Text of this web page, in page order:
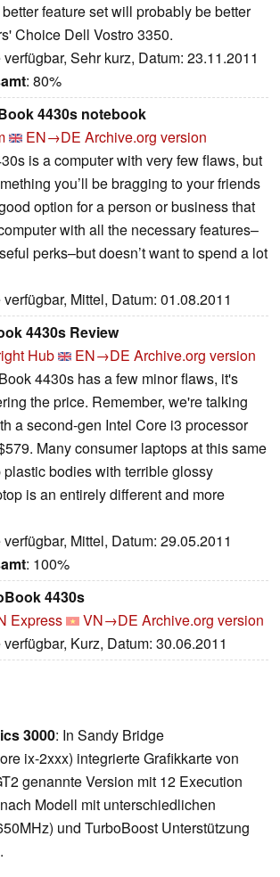
feature set will probably be better
Choice Dell Vostro 3350.
Sehr kurz, Datum: 23.11.2011
: 80%
4430s notebook
EN→DE Archive.org version
is a computer with very few flaws, but
you’ll be bragging to your friends
option for a person or business that
with all the necessary features–
perks–but doesn’t want to spend a lot
Mittel, Datum: 01.08.2011
4430s Review
Hub EN→DE Archive.org version
4430s has a few minor flaws, it's
the price. Remember, we're talking
a second-gen Intel Core i3 processor
Many consumer laptops at this same
bodies with terrible glossy
is an entirely different and more
Mittel, Datum: 29.05.2011
: 100%
4430s
Express VN→DE Archive.org version
Kurz, Datum: 30.06.2011
3000: In Sandy Bridge
ix-2xxx) integrierte Grafikkarte von
genannte Version mit 12 Execution
Modell mit unterschiedlichen
und TurboBoost Unterstützung